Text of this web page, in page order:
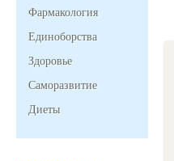
Фармакология
Единоборства
Здоровье
Саморазвитие
Диеты